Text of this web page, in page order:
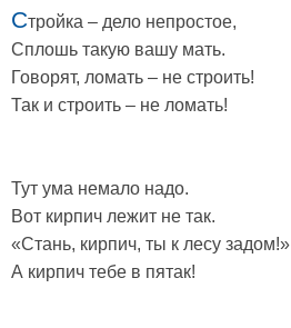
Стройка – дело непростое,
Сплошь такую вашу мать.
Говорят, ломать – не строить!
Так и строить – не ломать!
Тут ума немало надо.
Вот кирпич лежит не так.
«Стань, кирпич, ты к лесу задом!»
А кирпич тебе в пятак!